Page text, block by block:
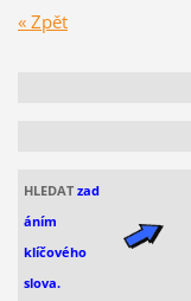
« Zpět
HLEDAT zad
áním
klíčového
slova.